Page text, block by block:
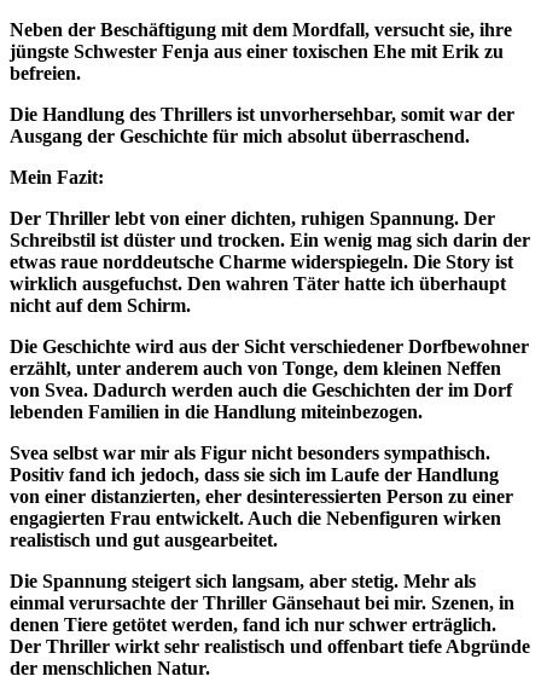
Neben der Beschäftigung mit dem Mordfall, versucht sie, ihre
jüngste Schwester Fenja aus einer toxischen Ehe mit Erik zu
befreien.
Die Handlung des Thrillers ist unvorhersehbar, somit war der
Ausgang der Geschichte für mich absolut überraschend.
Mein Fazit:
Der Thriller lebt von einer dichten, ruhigen Spannung. Der
Schreibstil ist düster und trocken. Ein wenig mag sich darin der
etwas raue norddeutsche Charme widerspiegeln. Die Story ist
wirklich ausgefuchst. Den wahren Täter hatte ich überhaupt
nicht auf dem Schirm.
Die Geschichte wird aus der Sicht verschiedener Dorfbewohner
erzählt, unter anderem auch von Tonge, dem kleinen Neffen
von Svea. Dadurch werden auch die Geschichten der im Dorf
lebenden Familien in die Handlung miteinbezogen.
Svea selbst war mir als Figur nicht besonders sympathisch.
Positiv fand ich jedoch, dass sie sich im Laufe der Handlung
von einer distanzierten, eher desinteressierten Person zu einer
engagierten Frau entwickelt. Auch die Nebenfiguren wirken
realistisch und gut ausgearbeitet.
Die Spannung steigert sich langsam, aber stetig. Mehr als
einmal verursachte der Thriller Gänsehaut bei mir. Szenen, in
denen Tiere getötet werden, fand ich nur schwer erträglich.
Der Thriller wirkt sehr realistisch und offenbart tiefe Abgründe
der menschlichen Natur.